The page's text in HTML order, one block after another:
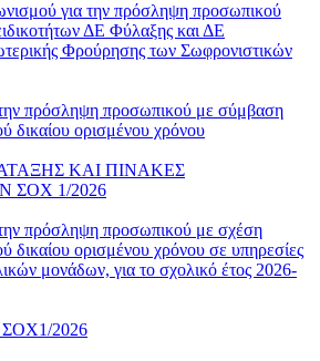
για την πρόσληψη προσωπικού
ΔΕ Φύλαξης και ΔΕ
Φρούρησης των Σωφρονιστικών
πρόσληψη προσωπικού με σύμβαση
δικαίου ορισμένου χρόνου
ΚΑΙ ΠΙΝΑΚΕΣ
ΣΟΧ 1/2026
πρόσληψη προσωπικού με σχέση
δικαίου ορισμένου χρόνου σε υπηρεσίες
μονάδων, για το σχολικό έτος 2026-
2026